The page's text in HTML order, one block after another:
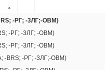
-РГ; -3ЛГ;-ОВМ)
-РГ; -3ЛГ; -ОВМ)
-РГ; -3ЛГ; -ОВМ)
-BRS; -РГ; -3ЛГ;-ОВМ)